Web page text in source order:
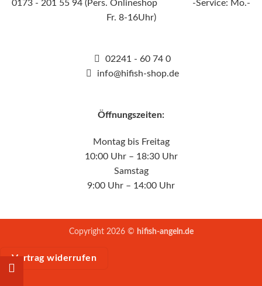
0173 - 201 55 94 (Pers. Onlineshop -Service: Mo.-
Fr. 8-16Uhr)
02241 - 60 74 0
info@hifish-shop.de
Öffnungszeiten:
Montag bis Freitag
10:00 Uhr – 18:30 Uhr
Samstag
9:00 Uhr – 14:00 Uhr
Copyright 2026 © hifish-angeln.de
Vertrag widerrufen